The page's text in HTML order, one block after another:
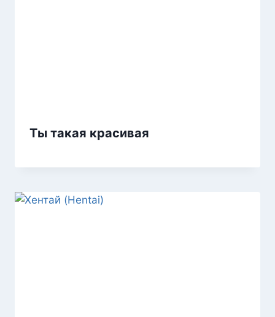
Ты такая красивая